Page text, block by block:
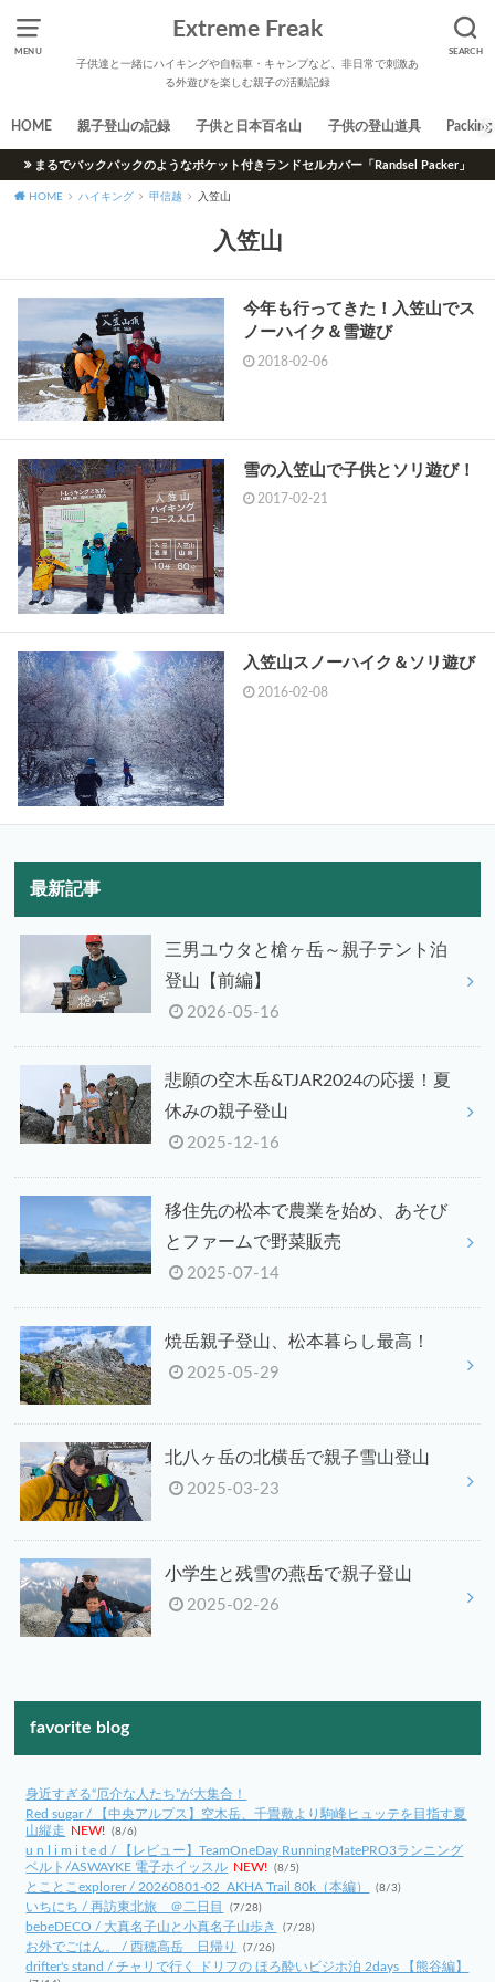
MENU SEARCH
Extreme Freak
子供達と一緒にハイキングや自転車・キャンプなど、非日常で刺激あ
る外遊びを楽しむ親子の活動記録
HOME 親子登山の記録 子供と日本百名山 子供の登山道具 Packing
まるでバックパックのようなポケット付きランドセルカバー「Randsel Packer」
HOME ハイキング 甲信越 入笠山
入笠山
今年も行ってきた！入笠山でス
ノーハイク＆雪遊び
2018-02-06
雪の入笠山で子供とソリ遊び！
2017-02-21
入笠山スノーハイク＆ソリ遊び
2016-02-08
最新記事
三男ユウタと槍ヶ岳～親子テント泊
登山【前編】
2026-05-16
悲願の空木岳&TJAR2024の応援！夏
休みの親子登山
2025-12-16
移住先の松本で農業を始め、あそび
とファームで野菜販売
2025-07-14
焼岳親子登山、松本暮らし最高！
2025-05-29
北八ヶ岳の北横岳で親子雪山登山
2025-03-23
小学生と残雪の燕岳で親子登山
2025-02-26
favorite blog
身近すぎる“厄介な人たち”が大集合！
Red sugar / 【中央アルプス】空木岳、千畳敷より駒峰ヒュッテを目指す夏
山縦走 NEW! (8/6)
u n l i m i t e d / 【レビュー】TeamOneDay RunningMatePRO3ランニング
ベルト/ASWAYKE 電子ホイッスル NEW! (8/5)
とことこexplorer / 20260801-02_AKHA Trail 80k（本編） (8/3)
いちにち / 再訪東北旅 ＠二日目 (7/28)
bebeDECO / 大真名子山と小真名子山歩き (7/28)
お外でごはん。 / 西穂高岳 日帰り (7/26)
drifter's stand / チャリで行く ドリフの ほろ酔いビジホ泊 2days 【熊谷編】